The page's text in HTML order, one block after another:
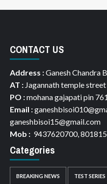
CONTACT US
Address :Ganesh Chandra
AT : Jagannath temple street
PO :mohana gajapati pin
Email :
ganeshbisoi15@gmail.com
Mob : 9437620700,
Categories
BREAKING NEWS TEST SERIES